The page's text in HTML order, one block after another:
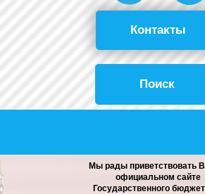
Поиск
Контакты
Мы рады приветствовать
официальном сайте
Государственного